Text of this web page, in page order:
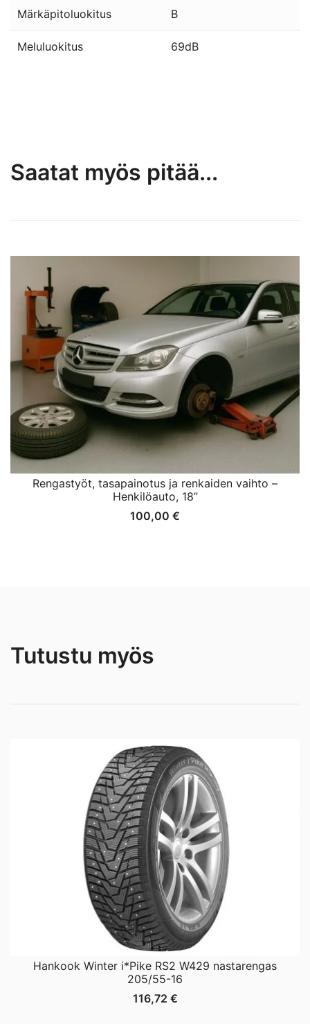
Märkäpitoluokitus B
Meluluokitus 69dB
Saatat myös pitää...
Rengastyöt, tasapainotus ja renkaiden vaihto –
Henkilöauto, 18”
100,00 €
Tutustu myös
Hankook Winter i*Pike RS2 W429 nastarengas
205/55-16
116,72 €